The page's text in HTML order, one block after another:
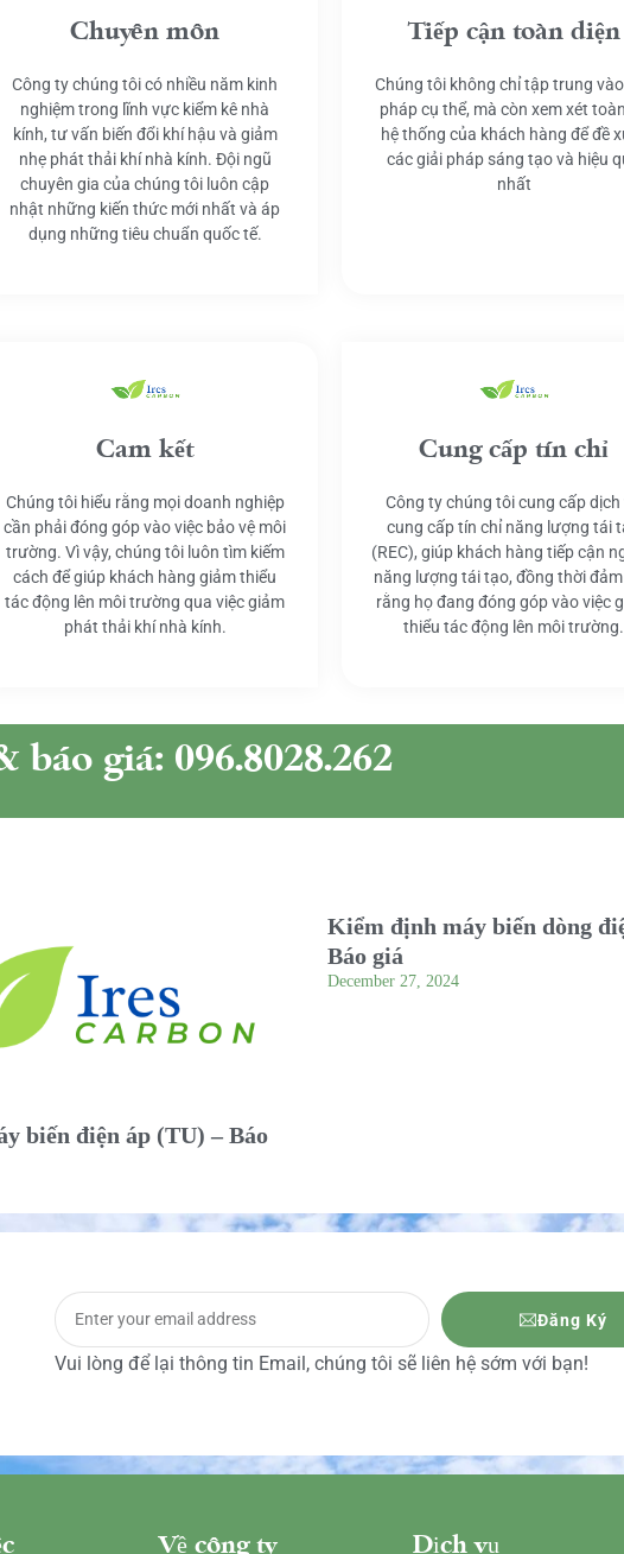
Chuyên môn
Công ty chúng tôi có nhiều năm kinh
nghiệm trong lĩnh vực kiểm kê nhà
kính, tư vấn biến đổi khí hậu và giảm
nhẹ phát thải khí nhà kính. Đội ngũ
chuyên gia của chúng tôi luôn cập
nhật những kiến thức mới nhất và áp
dụng những tiêu chuẩn quốc tế.
Tiếp cận toàn diện
Chúng tôi không chỉ tập trung
pháp cụ thể, mà còn xem xét
hệ thống của khách hàng để đề
các giải pháp sáng tạo và hiệu
nhất
Cam kết
Chúng tôi hiểu rằng mọi doanh nghiệp
cần phải đóng góp vào việc bảo vệ môi
trường. Vì vậy, chúng tôi luôn tìm kiếm
cách để giúp khách hàng giảm thiểu
tác động lên môi trường qua việc giảm
phát thải khí nhà kính.
Cung cấp tín chỉ
Công ty chúng tôi cung cấp dịch
cung cấp tín chỉ năng lượng tái
(REC), giúp khách hàng tiếp cận
năng lượng tái tạo, đồng thời
rằng họ đang đóng góp vào việc
thiểu tác động lên môi trường.
báo giá: 096.8028.262
biến điện áp (TU) – Báo
Kiểm định máy biến dòng
Báo giá
December 27, 2024
Đăng Ký
Vui lòng để lại thông tin Email, chúng tôi sẽ liên hệ sớm với bạn!
Về công ty Dịch vụ